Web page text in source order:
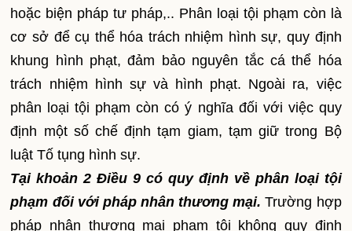
hoặc biện pháp tư pháp,.. Phân loại tội phạm còn là
cơ sở để cụ thể hóa trách nhiệm hình sự, quy định
khung hình phạt, đảm bảo nguyên tắc cá thể hóa
trách nhiệm hình sự và hình phạt. Ngoài ra, việc
phân loại tội phạm còn có ý nghĩa đối với việc quy
định một số chế định tạm giam, tạm giữ trong Bộ
luật Tố tụng hình sự.
Tại khoản 2 Điều 9 có quy định về phân loại tội
phạm đối với pháp nhân thương mại.Trường hợp
pháp nhân thương mại phạm tội không quy định